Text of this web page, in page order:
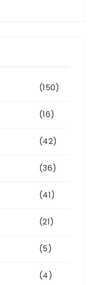
(150)
(16)
(42)
(36)
(41)
(21)
(5)
(4)